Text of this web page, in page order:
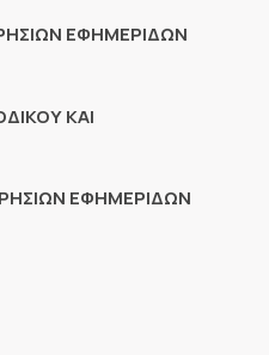
ΕΦΗΜΕΡΙΔΩΝ
ΚΑΙ
ΕΦΗΜΕΡΙΔΩΝ